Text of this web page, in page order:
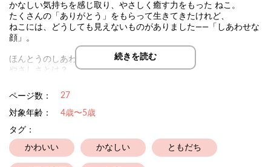
かなしい気持ちを感じ取り、やさしく癒す力をもった ねこ。
たくさんの「ありがとう」をもらって生きてきたけれど、
ねこには、どうしても見えないものがありました――「しあわせな
顔」。
ほんとうのしあわせとは？
やさしさとは？
続きを読む
ページ数： 27
対象年齢：
4歳〜5歳
タグ：
かわいい かなしい ともだち